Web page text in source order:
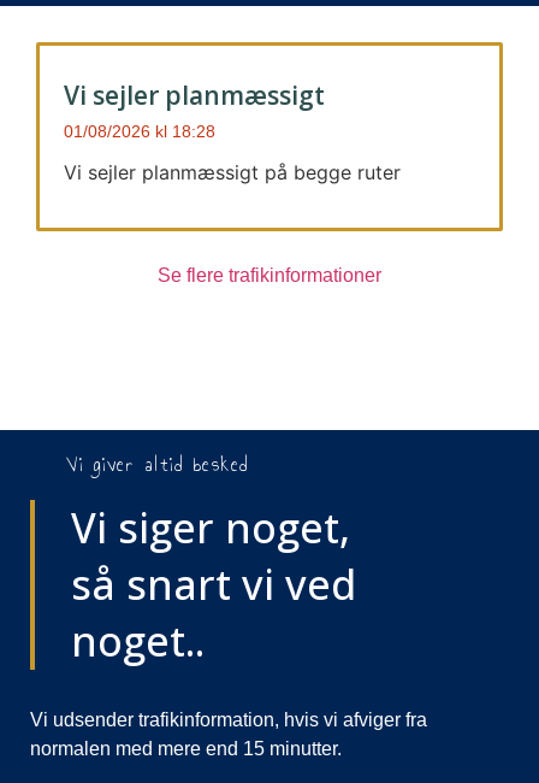
Vi sejler planmæssigt
01/08/2026 18:28
Vi sejler planmæssigt på begge ruter
Se flere trafikinformationer
Vi giver altid besked
Vi siger noget,
så snart vi ved
noget..
Vi udsender trafikinformation, hvis vi afviger fra
normalen med mere end 15 minutter.